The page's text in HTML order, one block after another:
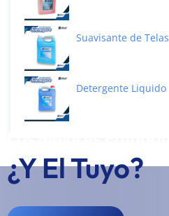
Suavisante de Telas
Detergente Liquido
¿Y El Tuyo?